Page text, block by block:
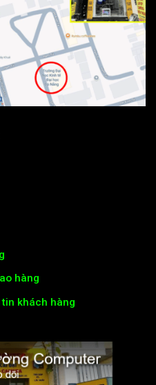
hàng
khách hàng